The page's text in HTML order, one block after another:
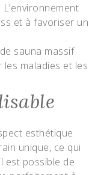
: L’environnement
et à favoriser un
sauna massif
maladies et les
esthétique
unique, ce qui
est possible de